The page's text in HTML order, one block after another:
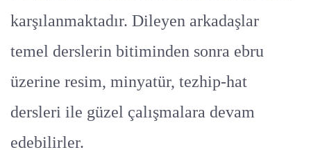
karşılanmaktadır. Dileyen arkadaşlar
temel derslerin bitiminden sonra ebru
üzerine resim, minyatür, tezhip-hat
dersleri ile güzel çalışmalara devam
edebilirler.